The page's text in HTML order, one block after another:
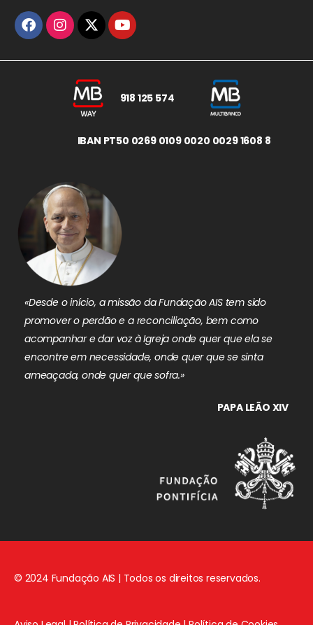
918 125 574
IBAN PT50 0269 0109 0020 0029 1608 8
«Desde o início, a missão da Fundação AIS tem sido
promover o perdão e a reconciliação, bem como
acompanhar e dar voz à Igreja onde quer que ela se
encontre em necessidade, onde quer que se sinta
ameaçada, onde quer que sofra.»
PAPA LEÃO XIV
© 2024 Fundação AIS | Todos os direitos reservados.